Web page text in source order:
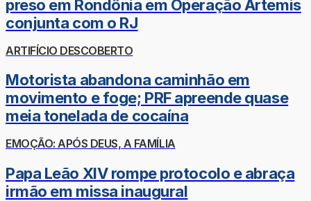
preso em Rondônia em Operação Ártemis
conjunta com o RJ
ARTIFÍCIO DESCOBERTO
Motorista abandona caminhão em
movimento e foge; PRF apreende quase
meia tonelada de cocaína
EMOÇÃO: APÓS DEUS, A FAMÍLIA
Papa Leão XIV rompe protocolo e abraça
irmão em missa inaugural